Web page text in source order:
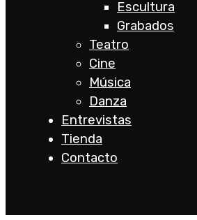
Escultura
Grabados
Teatro
Cine
Música
Danza
Entrevistas
Tienda
Contacto